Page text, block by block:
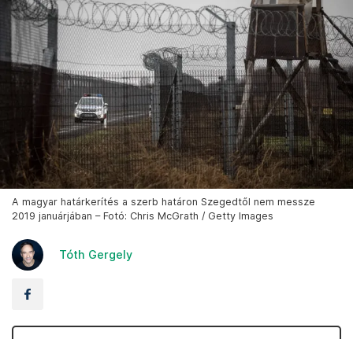
A magyar határkerítés a szerb határon Szegedtől nem messze
2019 januárjában – Fotó: Chris McGrath / Getty Images
Tóth Gergely